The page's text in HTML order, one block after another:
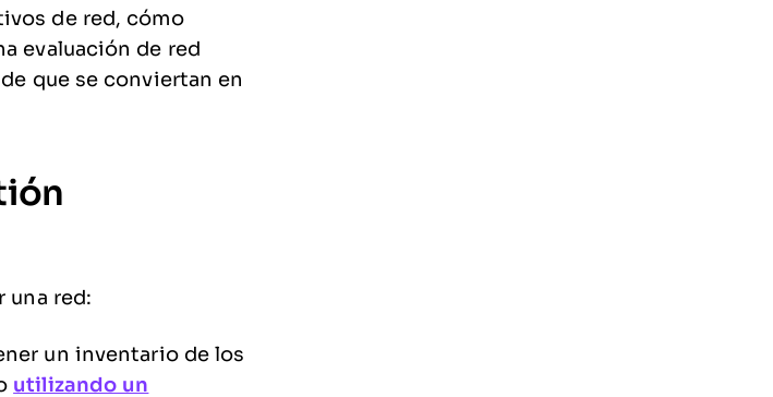
de red, cómo
evaluación de red
que se conviertan en
una red:
un inventario de los
utilizando un